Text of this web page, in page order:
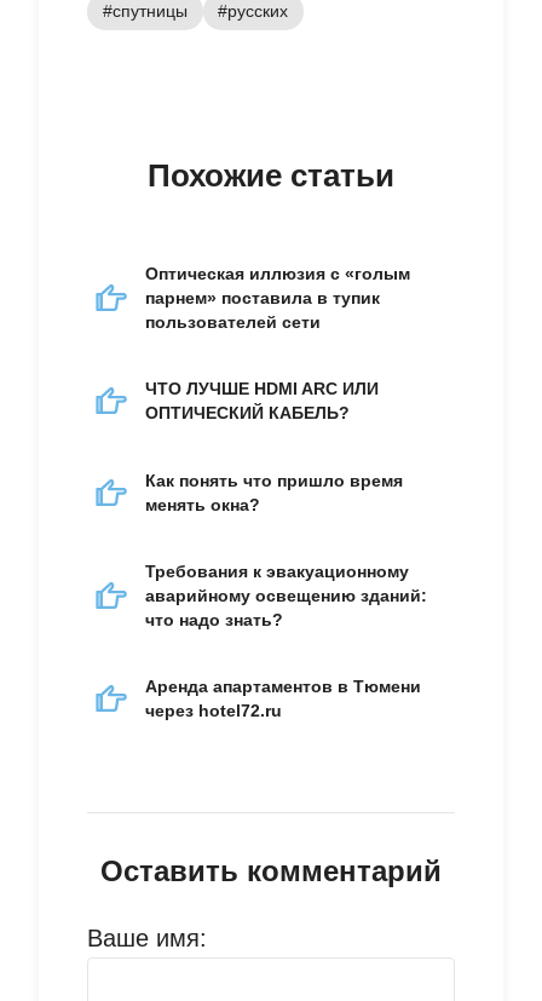
#спутницы #русских
Похожие статьи
Оптическая иллюзия с «голым
парнем» поставила в тупик
пользователей сети
ЧТО ЛУЧШЕ HDMI ARC ИЛИ
ОПТИЧЕСКИЙ КАБЕЛЬ?
Как понять что пришло время
менять окна?
Требования к эвакуационному
аварийному освещению зданий:
что надо знать?
Аренда апартаментов в Тюмени
через hotel72.ru
Оставить комментарий
Ваше имя: